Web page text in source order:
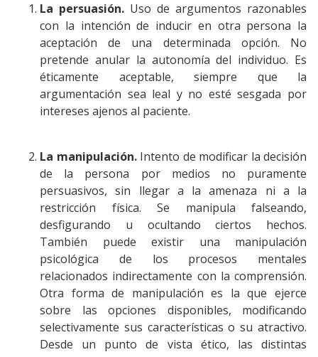
La persuasión. Uso de argumentos razonables
con la intención de inducir en otra persona la
aceptación de una determinada opción. No
pretende anular la autonomía del individuo. Es
éticamente aceptable, siempre que la
argumentación sea leal y no esté sesgada por
intereses ajenos al paciente.
La manipulación.Intento de modificar la decisión
de la persona por medios no puramente
persuasivos, sin llegar a la amenaza ni a la
restricción física. Se manipula falseando,
desfigurando u ocultando ciertos hechos.
También puede existir una manipulación
psicológica de los procesos mentales
relacionados indirectamente con la comprensión.
Otra forma de manipulación es la que ejerce
sobre las opciones disponibles, modificando
selectivamente sus características o su atractivo.
Desde un punto de vista ético, las distintas